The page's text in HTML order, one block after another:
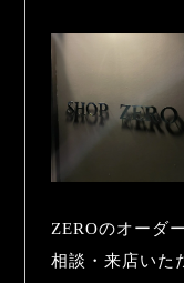
ZEROのオーダ
相談・来店いた